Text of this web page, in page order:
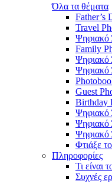
Όλα τα θέματα
Father’s
Travel
Ψηφιακό
Family
Ψηφιακό
Ψηφιακό
Guest
Birthday
Ψηφιακό
Ψηφιακό
Ψηφιακό
Φτιάξε
Πληροφορίες
Τι είναι
Συχνές